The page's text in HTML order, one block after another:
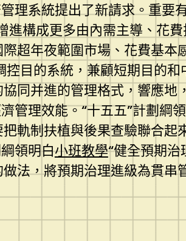
理系統提出了新請求。重
進構成更多由內需主導、花
超年夜範圍市場、花費基
控目的系統，兼顧短期目的
同并進的管理格式，響應
管理效能。“十五五”計劃
軌制扶植與後果查驗聯合
領明白小班教學“健全預期
法，將預期治理進級為貫串